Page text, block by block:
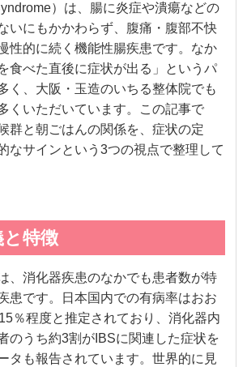
）は、腸に炎症や潰瘍などの
いにもかかわらず、腹痛・腹部不快
性的に続く機能性腸疾患です。なか
食べた直後に症状が出る」というパ
く、大阪・玉造のいちる整体院でも
くいただいています。この記事で
群と朝ごはんの関係を、症状の定
なサインという3つの視点で整理して
特徴
、消化器疾患のなかでも患者数が特
患です。日本国内での有病率はおお
％程度と推定されており、消化器内
のうち約3割がIBSに関連した症状を
タも報告されています。世界的に見